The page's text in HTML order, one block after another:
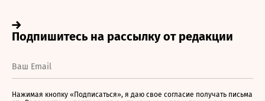
Нажимая кнопку «Подписаться», я даю свое согласие получать письма